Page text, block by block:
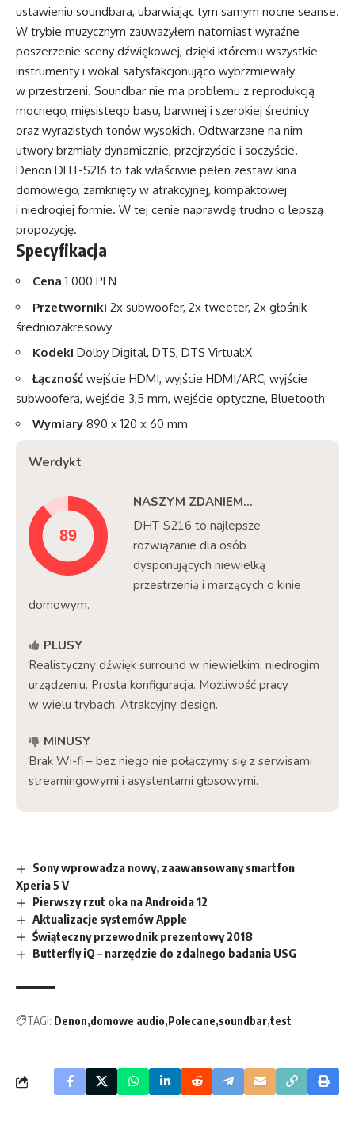
ustawieniu soundbara, ubarwiając tym samym nocne seanse.
W trybie muzycznym zauważyłem natomiast wyraźne
poszerzenie sceny dźwiękowej, dzięki któremu wszystkie
instrumenty i wokal satysfakcjonująco wybrzmiewały
w przestrzeni. Soundbar nie ma problemu z reprodukcją
mocnego, mięsistego basu, barwnej i szerokiej średnicy
oraz wyrazistych tonów wysokich. Odtwarzane na nim
utwory brzmiały dynamicznie, przejrzyście i soczyście.
Denon DHT-S216 to tak właściwie pełen zestaw kina
domowego, zamknięty w atrakcyjnej, kompaktowej
i niedrogiej formie. W tej cenie naprawdę trudno o lepszą
propozycję.
Specyfikacja
Cena 1 000 PLN
Przetworniki 2x subwoofer, 2x tweeter, 2x głośnik
średniozakresowy
Kodeki Dolby Digital, DTS, DTS Virtual:X
Łączność wejście HDMI, wyjście HDMI/ARC, wyjście
subwoofera, wejście 3,5 mm, wejście optyczne, Bluetooth
Wymiary 890 x 120 x 60 mm
Werdykt
NASZYM ZDANIEM...
DHT-S216 to najlepsze
rozwiązanie dla osób
dysponujących niewielką
przestrzenią i marzących o kinie
domowym.
PLUSY
Realistyczny dźwięk surround w niewielkim, niedrogim
urządzeniu. Prosta konfiguracja. Możliwość pracy
w wielu trybach. Atrakcyjny design.
MINUSY
Brak Wi-fi – bez niego nie połączymy się z serwisami
streamingowymi i asystentami głosowymi.
Sony wprowadza nowy, zaawansowany smartfon
Xperia 5 V
Pierwszy rzut oka na Androida 12
Aktualizacje systemów Apple
Świąteczny przewodnik prezentowy 2018
Butterfly iQ – narzędzie do zdalnego badania USG
TAGI: Denon domowe audio Polecane soundbar test